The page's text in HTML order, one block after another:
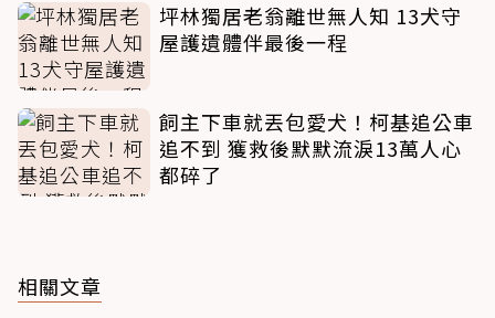
坪林獨居老翁離世無人知 13犬守
屋護遺體伴最後一程
飼主下車就丟包愛犬！柯基追公車
追不到 獲救後默默流淚13萬人心
都碎了
相關文章